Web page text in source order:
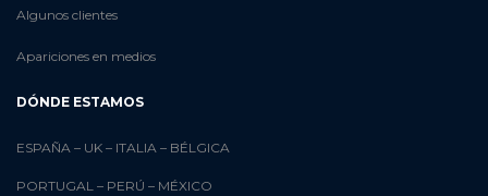
Algunos clientes
Apariciones en medios
DÓNDE ESTAMOS
ESPAÑA – UK – ITALIA – BÉLGICA
PORTUGAL – PERÚ – MÉXICO